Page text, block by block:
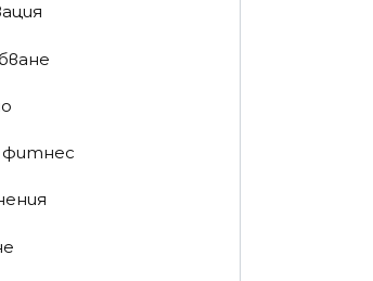
фитнес